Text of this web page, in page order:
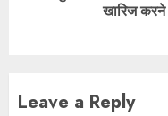
खारिज करने
Leave a Reply